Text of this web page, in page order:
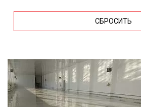
СБРОСИТЬ